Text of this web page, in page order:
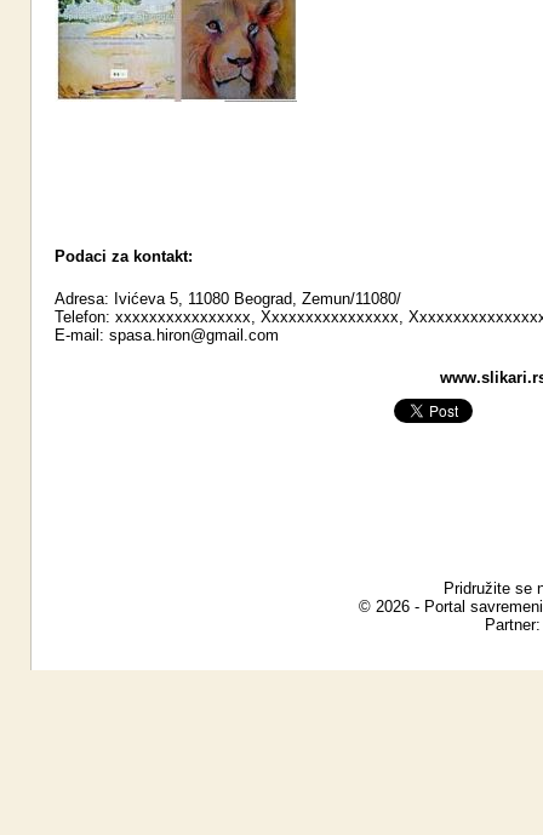
Podaci za kontakt:
Adresa: Ivićeva 5, 11080 Beograd, Zemun/11080/
Telefon: xxxxxxxxxxxxxxxx, Xxxxxxxxxxxxxxxx,
E-mail: spasa.hiron@gmail.com
Pridružite se
© 2026 - Portal